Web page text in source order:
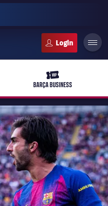
ticket-vip
BARÇA BUSINESS